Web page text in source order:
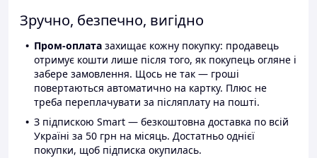
Зручно, безпечно, вигідно
Пром-оплата захищає кожну покупку: продавець
отримує кошти лише після того, як покупець огляне і
забере замовлення. Щось не так — гроші
повертаються автоматично на картку. Плюс не
треба переплачувати за післяплату на пошті.
З підпискою Smart — безкоштовна доставка по всій
Україні за 50 грн на місяць. Достатньо однієї
покупки, щоб підписка окупилась.